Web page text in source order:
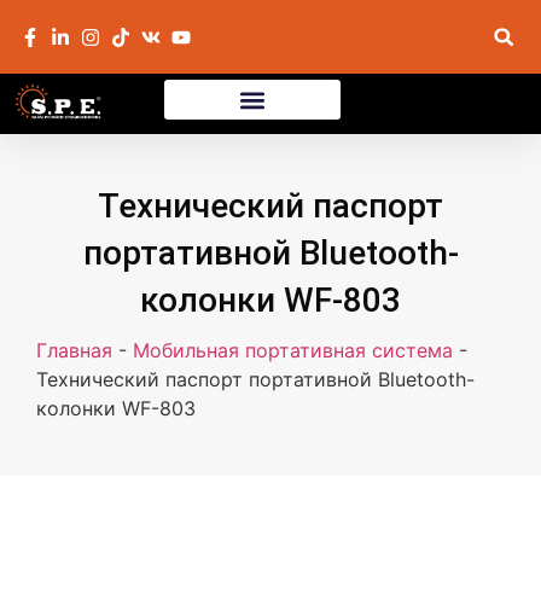
Технический паспорт
портативной Bluetooth-
колонки WF-803
Главная - Мобильная портативная система -
Технический паспорт портативной Bluetooth-
колонки WF-803